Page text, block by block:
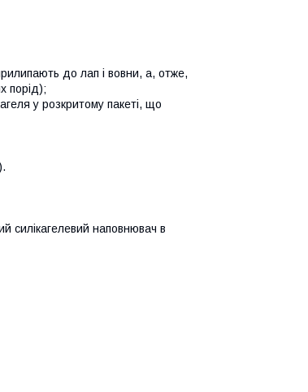
до лап і вовни, а, отже,
порід);
у розкритому пакеті, що
силікагелевий наповнювач в